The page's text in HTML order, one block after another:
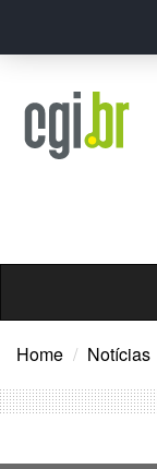
o
Home Notícias